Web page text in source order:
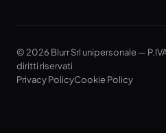
© 2026 Blurr Srl unipersonale —
diritti riservati
Privacy PolicyCookie Policy